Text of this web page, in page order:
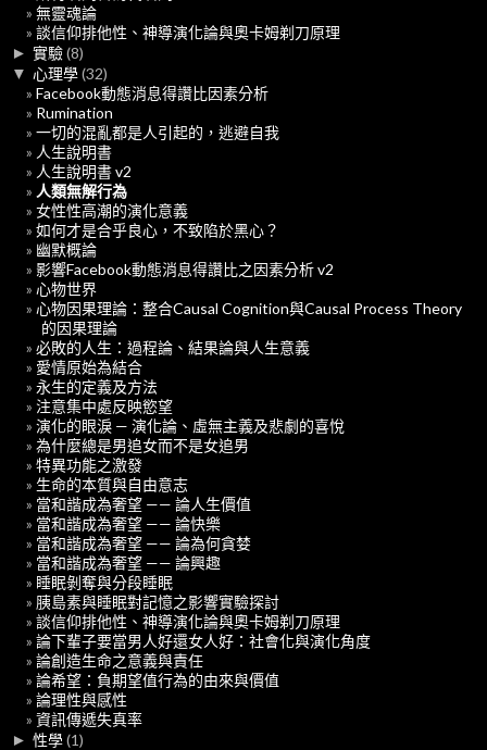
無靈魂論
談信仰排他性、神導演化論與奧卡姆剃刀原理
► 實驗(8)
▼ 心理學(32)
Facebook動態消息得讚比因素分析
Rumination
一切的混亂都是人引起的，逃避自我
人生說明書
人生說明書 v2
人類無解行為
女性性高潮的演化意義
如何才是合乎良心，不致陷於黑心？
幽默概論
影響Facebook動態消息得讚比之因素分析 v2
心物世界
心物因果理論：整合Causal Cognition與Causal Process Theory
的因果理論
必敗的人生：過程論、結果論與人生意義
愛情原始為結合
永生的定義及方法
注意集中處反映慾望
演化的眼淚 — 演化論、虛無主義及悲劇的喜悅
為什麼總是男追女而不是女追男
特異功能之激發
生命的本質與自由意志
當和諧成為奢望 —— 論人生價值
當和諧成為奢望 —— 論快樂
當和諧成為奢望 —— 論為何貪婪
當和諧成為奢望 —— 論興趣
睡眠剝奪與分段睡眠
胰島素與睡眠對記憶之影響實驗探討
談信仰排他性、神導演化論與奧卡姆剃刀原理
論下輩子要當男人好還女人好：社會化與演化角度
論創造生命之意義與責任
論希望：負期望值行為的由來與價值
論理性與感性
資訊傳遞失真率
► 性學(1)